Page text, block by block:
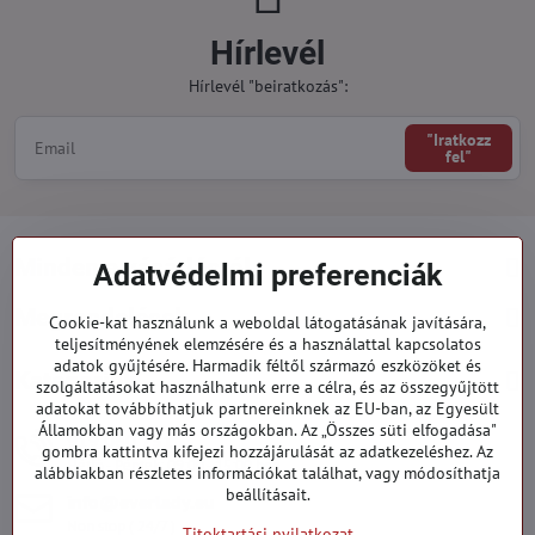
Hírlevél
Hírlevél "beiratkozás":
"Iratkozz
fel"
Minden a vásárlásról
Megrendelések
Kategóriák
919 060 751
Hétfő - Péntek: 09:00 - 15:00 hod.
Adatvédelmi preferenciák
Cookie-kat használunk a weboldal látogatásának javítására,
teljesítményének elemzésére és a használattal kapcsolatos
adatok gyűjtésére. Harmadik féltől származó eszközöket és
szolgáltatásokat használhatunk erre a célra, és az összegyűjtött
adatokat továbbíthatjuk partnereinknek az EU-ban, az Egyesült
Államokban vagy más országokban. Az „Összes süti elfogadása"
gombra kattintva kifejezi hozzájárulását az adatkezeléshez. Az
alábbiakban részletes információkat találhat, vagy módosíthatja
beállításait.